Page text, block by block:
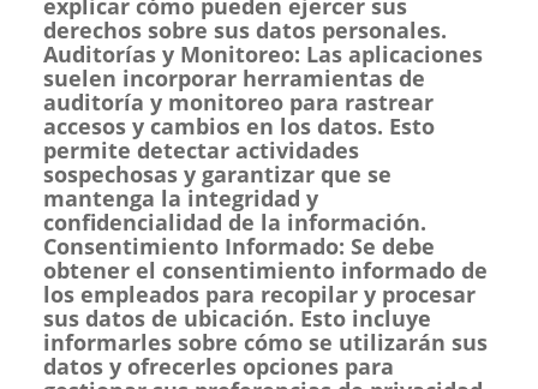
explicar cómo pueden ejercer sus
derechos sobre sus datos personales.
Auditorías y Monitoreo: Las aplicaciones
suelen incorporar herramientas de
auditoría y monitoreo para rastrear
accesos y cambios en los datos. Esto
permite detectar actividades
sospechosas y garantizar que se
mantenga la integridad y
confidencialidad de la información.
Consentimiento Informado: Se debe
obtener el consentimiento informado de
los empleados para recopilar y procesar
sus datos de ubicación. Esto incluye
informarles sobre cómo se utilizarán sus
datos y ofrecerles opciones para